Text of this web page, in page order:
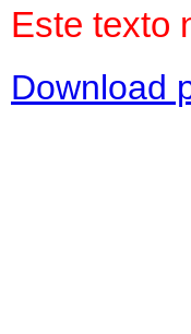
Este texto
Download